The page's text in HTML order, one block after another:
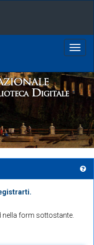
nella form sottostante.